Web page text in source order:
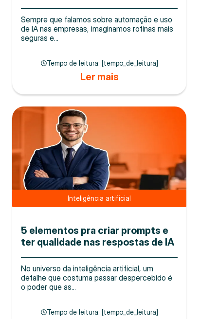
Sempre que falamos sobre automação e uso
de IA nas empresas, imaginamos rotinas mais
seguras e...
Tempo de leitura: [tempo_de_leitura]
Ler mais
Inteligência artificial
5 elementos pra criar prompts e
ter qualidade nas respostas de IA
No universo da inteligência artificial, um
detalhe que costuma passar despercebido é
o poder que as...
Tempo de leitura: [tempo_de_leitura]